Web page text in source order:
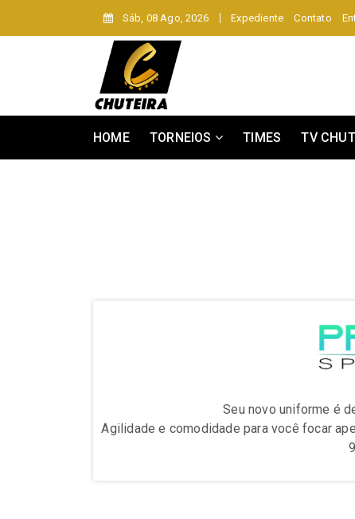
Sáb, 08 Ago, 2026 Expediente Contato
HOME TORNEIOS TIMES TV
Seu novo uniforme é
Agilidade e comodidade para você focar